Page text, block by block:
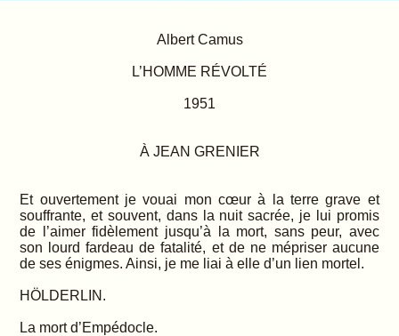
Albert Camus
L’HOMME RÉVOLTÉ
1951
À JEAN GRENIER
Et ouvertement je vouai mon cœur à la terre grave et
souffrante, et souvent, dans la nuit sacrée, je lui promis
de l’aimer fidèlement jusqu’à la mort, sans peur, avec
son lourd fardeau de fatalité, et de ne mépriser aucune
de ses énigmes. Ainsi, je me liai à elle d’un lien mortel.
HÖLDERLIN.
La mort d’Empédocle.